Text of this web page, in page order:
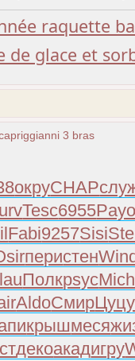
raquette
de glace et
3 bras
окруCHAP
Tesc6955
Fabi9257Sisi
перистен
ПолкpsycMich
AldoСмирЦуцу
крышмеся
декоакадигру